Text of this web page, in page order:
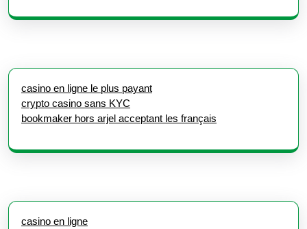
casino en ligne le plus payant
crypto casino sans KYC
bookmaker hors arjel acceptant les français
casino en ligne